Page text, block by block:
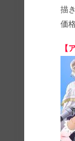
描
価
【